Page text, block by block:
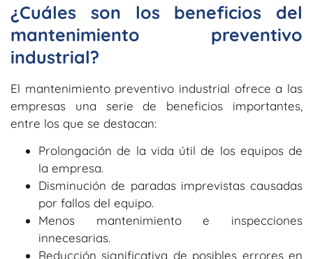
¿Cuáles son los beneficios del
mantenimiento preventivo
industrial?
El mantenimiento preventivo industrial ofrece a las
empresas una serie de beneficios importantes,
entre los que se destacan:
Prolongación de la vida útil de los equipos de
la empresa.
Disminución de paradas imprevistas causadas
por fallos del equipo.
Menos mantenimiento e inspecciones
innecesarias.
Reducción significativa de posibles errores en